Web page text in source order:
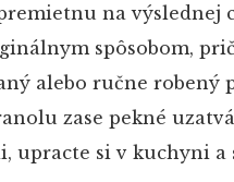
na výslednej
spôsobom,
alebo ručne robený
zase pekné
upracte si v kuchyni a